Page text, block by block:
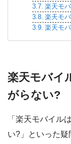
楽天モ
楽天モ
楽天モ
楽天モバイ
がらない?
「楽天モバイル
い?」といった疑